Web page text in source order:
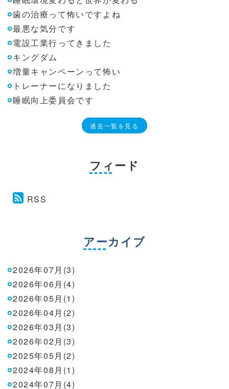
歯の治療って怖いですよね
最悪な気分です
電設工業行ってきました
キングダム
増量キャンペーンって怖い
トレーナーになりました
睡眠向上委員会です
過去一覧を見る
フィード
RSS
アーカイブ
2026年07月(3)
2026年06月(4)
2026年05月(1)
2026年04月(2)
2026年03月(3)
2026年02月(3)
2025年05月(2)
2024年08月(1)
2024年07月(4)